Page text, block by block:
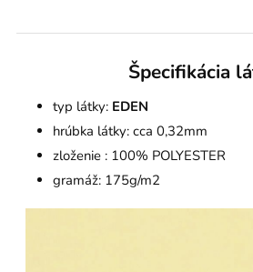
Špecifikácia
typ látky: EDEN
hrúbka látky: cca 0,32mm
zloženie : 100% POLYESTER
gramáž: 175g/m2